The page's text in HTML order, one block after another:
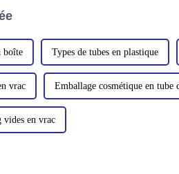
boîte Types de tubes en plastique
vrac Emballage cosmétique en tube
vides en vrac